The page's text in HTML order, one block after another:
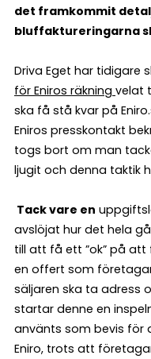
det framkommit
bluffaktureringarna
Driva Eget har tidigare
för Eniros räkning velat
ska få stå kvar på
Eniros presskontakt
togs bort om man
ljugit och denna taktik
Tack vare en
avslöjat hur det hela
till att få ett ”ok” på
en offert som
säljaren ska ta adress
startar denne en
använts som bevis
Eniro, trots att